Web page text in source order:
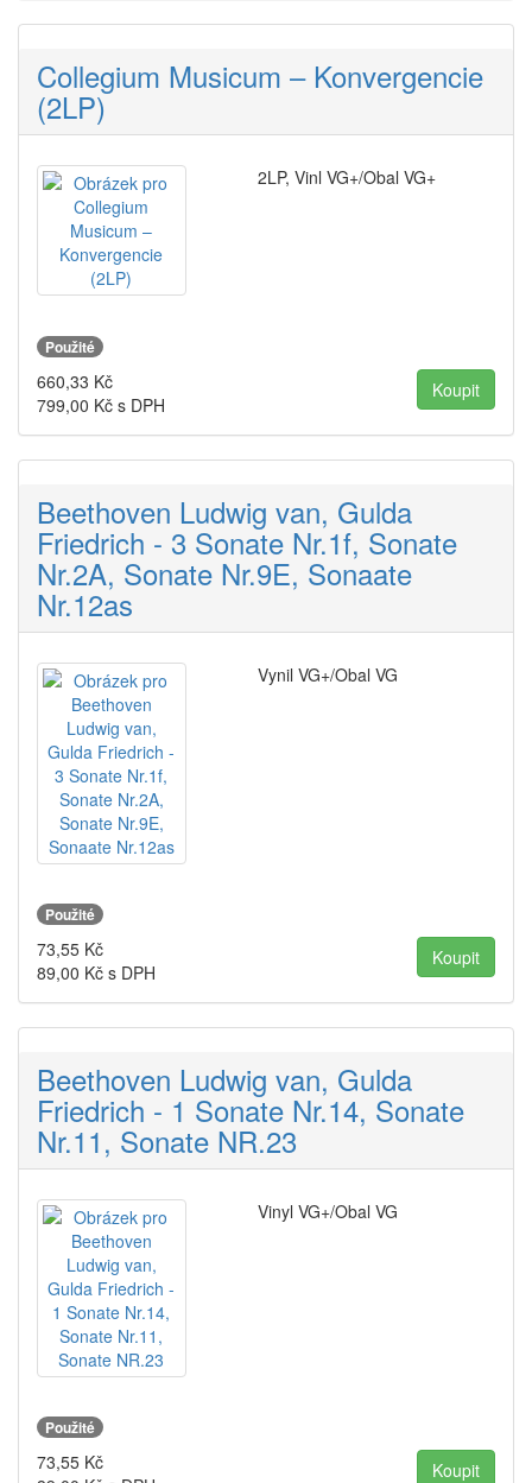
Collegium Musicum – Konvergencie
(2LP)
2LP, Vinl VG+/Obal VG+
Použité
660,33 Kč
799,00 Kč s DPH
Beethoven Ludwig van, Gulda
Friedrich - 3 Sonate Nr.1f, Sonate
Nr.2A, Sonate Nr.9E, Sonaate
Nr.12as
Vynil VG+/Obal VG
Použité
73,55 Kč
89,00 Kč s DPH
Beethoven Ludwig van, Gulda
Friedrich - 1 Sonate Nr.14, Sonate
Nr.11, Sonate NR.23
Vinyl VG+/Obal VG
Použité
73,55 Kč